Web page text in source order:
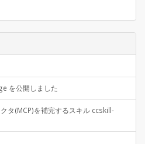
を公開しました
タ(MCP)を補完するスキル ccskill-